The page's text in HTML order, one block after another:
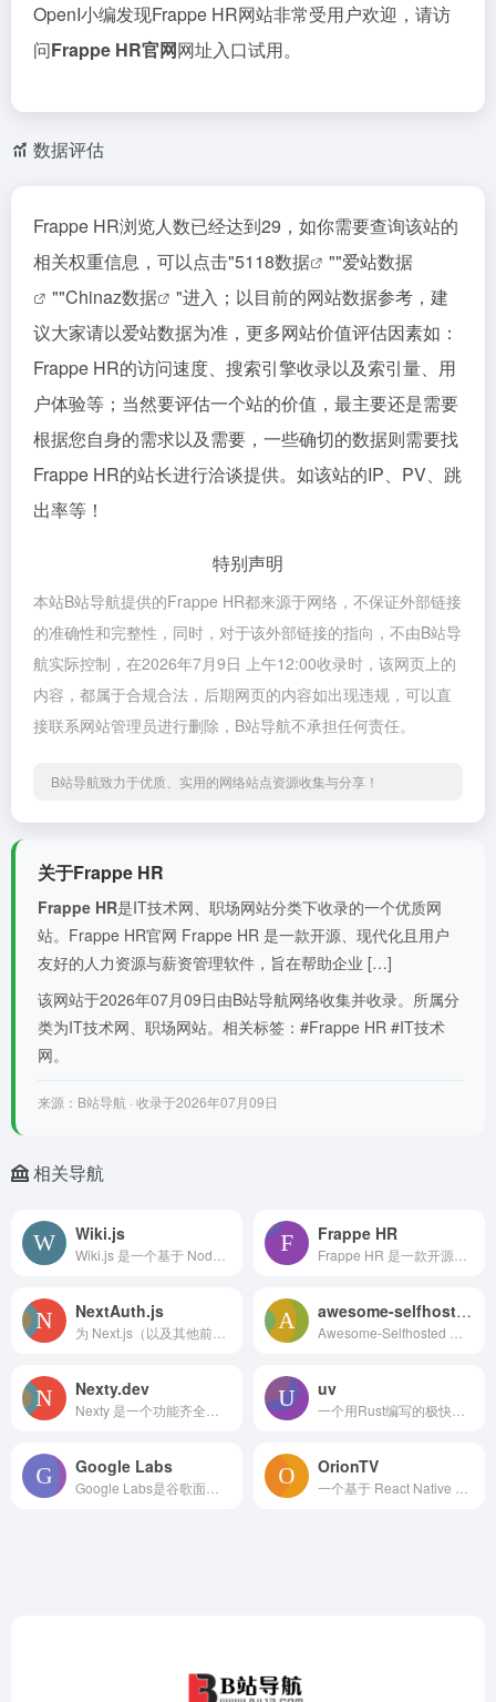
OpenI小编发现Frappe HR网站非常受用户欢迎，请访
问Frappe HR官网网址入口试用。
数据评估
Frappe HR浏览人数已经达到29，如你需要查询该站的
相关权重信息，可以点击"5118数据 ""爱站数据
""Chinaz数据
"进入；以目前的网站数据参考，建
议大家请以爱站数据为准，更多网站价值评估因素如：
Frappe HR的访问速度、搜索引擎收录以及索引量、用
户体验等；当然要评估一个站的价值，最主要还是需要
根据您自身的需求以及需要，一些确切的数据则需要找
Frappe HR的站长进行洽谈提供。如该站的IP、PV、跳
出率等！
特别声明
本站B站导航提供的Frappe HR都来源于网络，不保证外部链接
的准确性和完整性，同时，对于该外部链接的指向，不由B站导
航实际控制，在2026年7月9日 上午12:00收录时，该网页上的
内容，都属于合规合法，后期网页的内容如出现违规，可以直
接联系网站管理员进行删除，B站导航不承担任何责任。
B站导航致力于优质、实用的网络站点资源收集与分享！
关于Frappe HR
Frappe HR是IT技术网、职场网站分类下收录的一个优质网
站。Frappe HR官网 Frappe HR 是一款开源、现代化且用户
友好的人力资源与薪资管理软件，旨在帮助企业 […]
该网站于2026年07月09日由B站导航网络收集并收录。所属分
类为IT技术网、职场网站。相关标签：#Frappe HR #IT技术
网。
来源：B站导航 · 收录于2026年07月09日
相关导航
Wiki.js Frappe HR
NextAuth.js awesome-selfhosted
Nexty.dev uv
Google Labs OrionTV